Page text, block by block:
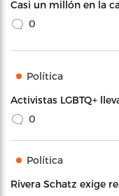
Casi un millón en la
0
Política
Activistas LGBTQ+
0
Política
Rivera Schatz exige